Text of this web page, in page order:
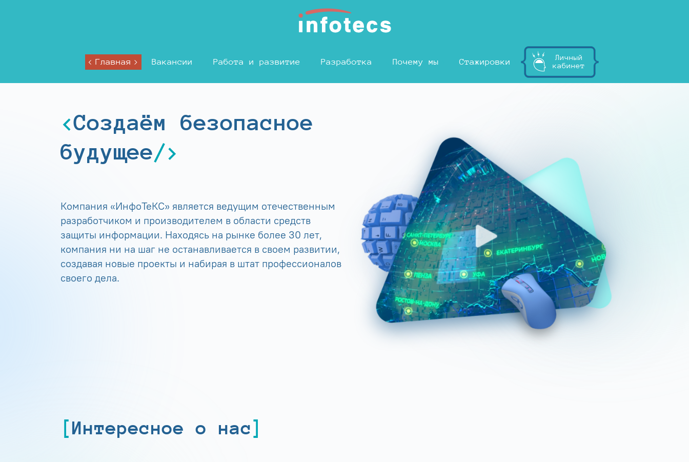
Главная Вакансии Работа и развитие Разработка Почему мы Стажировки
Личный
кабинет
Создаём безопасное
будущее
Компания «ИнфоТеКС» является ведущим отечественным
разработчиком и производителем в области средств
защиты информации. Находясь на рынке более 30 лет,
компания ни на шаг не останавливается в своем развитии,
создавая новые проекты и набирая в штат профессионалов
своего дела.
Интересное о нас